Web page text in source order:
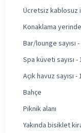
Ücretsiz kablosuz
Konaklama
Bar/lounge sayısı -
Spa küveti sayısı -
Açık havuz sayısı -
Bahçe
Piknik alanı
Yakında bisiklet